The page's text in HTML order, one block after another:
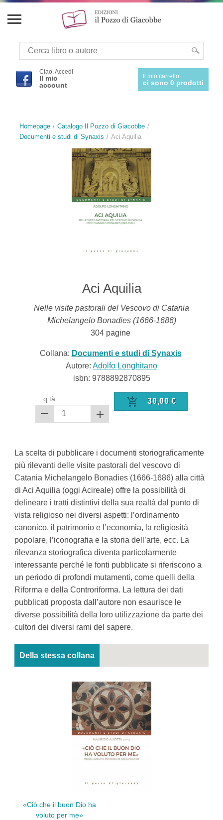
Ciao, Accedi
Il mio
account
Il mio carrello
ci sono 0 prodotti
Homepage
Catalogo Il Pozzo di Giacobbe
Documenti e studi di Synaxis
Aci Aquilia
Aci Aquilia
Nelle visite pastorali del Vescovo di Catania
Michelangelo Bonadies (1666-1686)
304pagine
Collana: Documenti e studi di Synaxis
Autore: Adolfo Longhitano
isbn: 9788892870895
q.tà 30,00 €
La scelta di pubblicare i documenti storiograficamente
più rilevanti delle visite pastorali del vescovo di
Catania Michelangelo Bonadies (1666-1686) alla città
di Aci Aquilia (oggi Acireale) offre la possibilità di
delineare i tratti distintivi della sua realtà dal punto di
vista religioso nei diversi aspetti: l’ordinamento
canonico, il patrimonio e l’economia, la religiosità
popolare, l’iconografia e la storia dell’arte, ecc. La
rilevanza storiografica diventa particolarmente
interessante perché le fonti pubblicate si riferiscono a
un periodo di profondi mutamenti, come quelli della
Riforma e della Controriforma. La lettura dei dati
pubblicati proposta dall’autore non esaurisce le
diverse possibilità della loro utilizzazione da parte dei
cultori dei diversi rami del sapere.
Della stessa collana
«Ciò che il buon Dio ha
voluto per me»